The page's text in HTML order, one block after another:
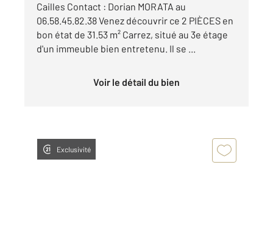
Cailles Contact : Dorian MORATA au
06.58.45.82.38 Venez découvrir ce 2 PIÈCES en
bon état de 31.53 m² Carrez, situé au 3e étage
d'un immeuble bien entretenu. Il se ...
Voir le détail du bien
Exclusivité